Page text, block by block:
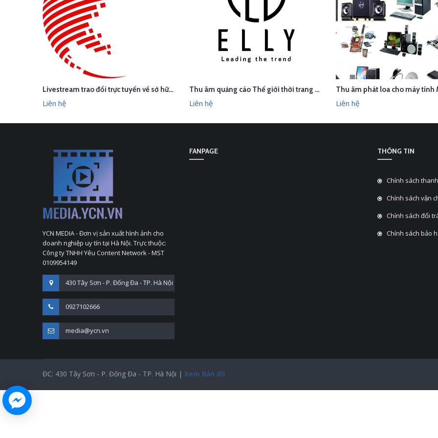
LIÊN HỆ XEM NHANH
Livestream trao đổi trực tuyến về sở hữu trí tuệ trong hiệp định EVFTA
Liên hệ
LIÊN HỆ XEM NHANH
Thu âm quảng cáo Thế giới thời trang phụ kiện cao cấp ELLY, Sơn Tây, Hà Nội
Liên hệ
LIÊN HỆ XEM
Liên hệ
YCN MEDIA - Đơn vị sản xuất hình ảnh cho
doanh nghiệp uy tín tại Hà Nội. Trực thuộc:
Công ty TNHH Yêu Content Network - MST
0109954149
430 Tây Sơn - P. Đống Đa - TP. Hà Nội
0927102666
media@ycn.vn
FANPAGE THÔNG TIN
Chính sách
Chính sách vận
Chính sách đổi
Chính sách bảo
ĐC: 430 Tây Sơn - P. Đống Đa - TP. Hà Nội | Xem Bản đồ